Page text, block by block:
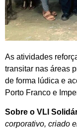
As atividades
transitar nas áreas
de forma lúdica e
Porto Franco e
Sobre o VLI
corporativo, criado